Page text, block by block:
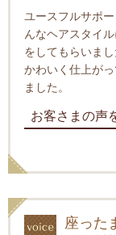
ユースフルサポ
んなヘアスタイ
をしてもらいま
かわいく仕上が
ました。
お客さまの声
座った